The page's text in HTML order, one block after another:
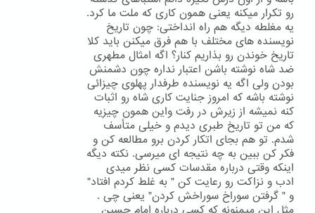
رو تکرار میکنه یعنی همون کاری که ملت ما کرد.
یه مغلطه دیگه هم راه انداختی: چون تاریخ
نویسنده های مختلف با هم فرق میکنن باید کلا
تاریخ خوندن رو بذاریم کنار؟ اگه امثال مطهری
ضد شاه نوشته باشن اعتبار نداره چون دشمنش
بودن ولی اگه یه نویسنده طرفدار پهلوی چیزائی
نوشته باشه که امروز جنایت کاری شاه رو اثبات
کنه نمیشه از زیرش در رفت واین همون چیزیه
که من تو تاریخ طبری دیدم و خیلی متأسف
شدم. تو هم بجای اتکار کردن برو مطالعه کن و
فکر کن ببین به چه نتیجه ای میرسی. نکته دیگه
اینکه وقتی درباره مقدسات کسی نظر میدی
ادب و نزاکت رو رعایت کن " به غلط کردم افتاد"
و " گرفتن سوراخ سوراخش کردن" یعنی چی .